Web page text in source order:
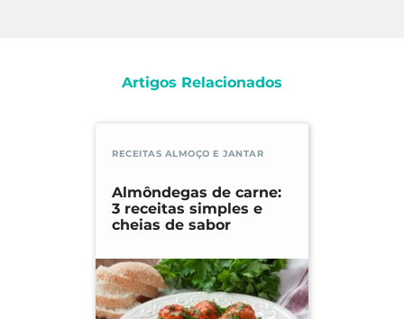
Artigos Relacionados
RECEITAS ALMOÇO E JANTAR
Almôndegas de carne:
3 receitas simples e
cheias de sabor